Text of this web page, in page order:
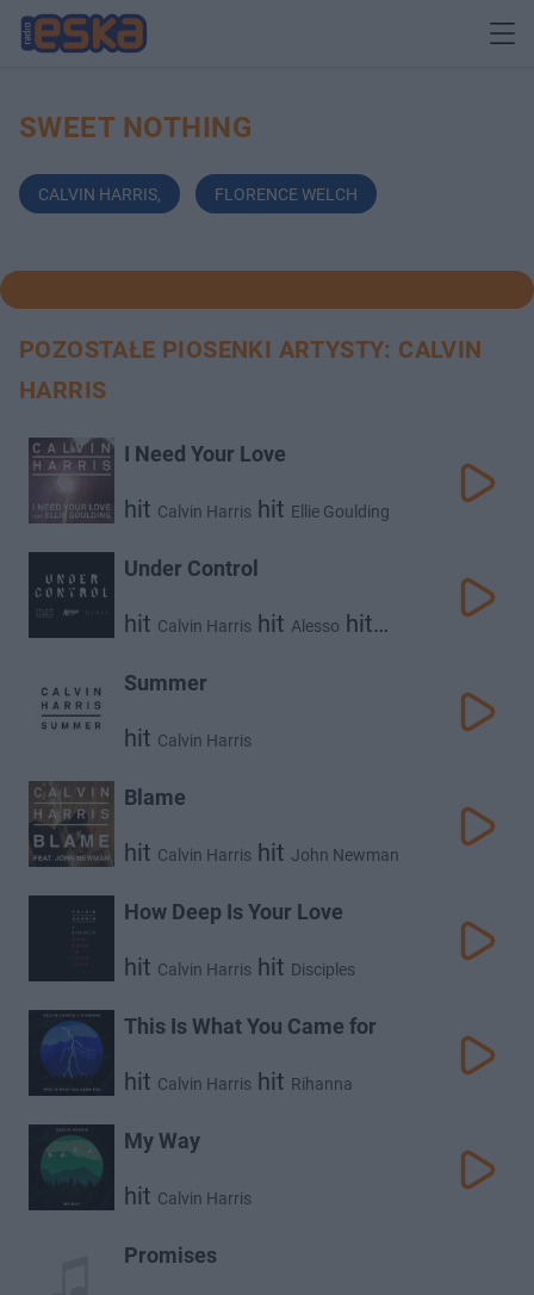
SWEET NOTHING
CALVIN HARRIS, FLORENCE WELCH
POZOSTAŁE PIOSENKI ARTYSTY: CALVIN
HARRIS
I Need Your Love
hit Calvin Harris hit Ellie Goulding
Under Control
hit Calvin Harris hit Alesso hit
Summer
hit Calvin Harris
Blame
hit Calvin Harris hit John Newman
How Deep Is Your Love
hit Calvin Harris hit Disciples
This Is What You Came for
hit Calvin Harris hit Rihanna
My Way
hit Calvin Harris
Promises